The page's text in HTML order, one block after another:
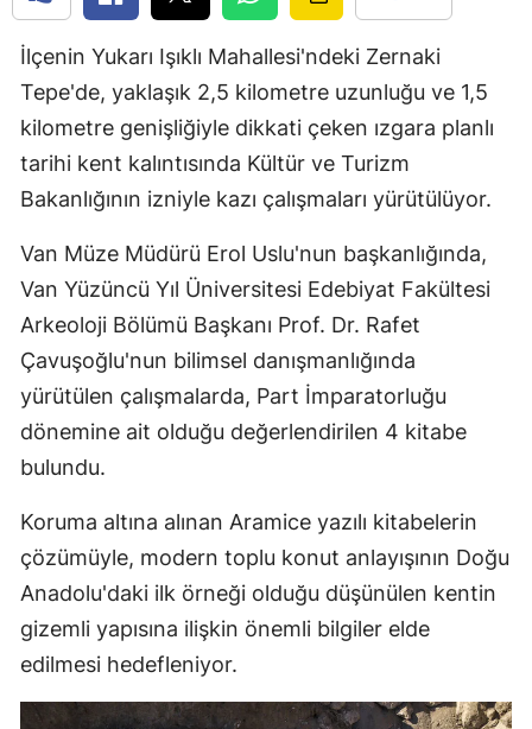
Diyarbakır
Edirne
Elazığ
Erzurum
Giresun
Hakkari
İstanbul
İlçenin Yukarı Işıklı Mahallesi'ndeki Zernaki
Tepe'de, yaklaşık 2,5 kilometre uzunluğu ve 1,5
kilometre genişliğiyle dikkati çeken ızgara planlı
tarihi kent kalıntısında Kültür ve Turizm
Bakanlığının izniyle kazı çalışmaları yürütülüyor.
Van Müze Müdürü Erol Uslu'nun başkanlığında,
Van Yüzüncü Yıl Üniversitesi Edebiyat Fakültesi
Arkeoloji Bölümü Başkanı Prof. Dr. Rafet
Çavuşoğlu'nun bilimsel danışmanlığında
yürütülen çalışmalarda, Part İmparatorluğu
dönemine ait olduğu değerlendirilen 4 kitabe
bulundu.
Koruma altına alınan Aramice yazılı kitabelerin
çözümüyle, modern toplu konut anlayışının Doğu
Anadolu'daki ilk örneği olduğu düşünülen kentin
gizemli yapısına ilişkin önemli bilgiler elde
edilmesi hedefleniyor.